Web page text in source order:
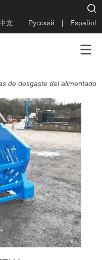
文 Русский Español
de desgaste del alimentador